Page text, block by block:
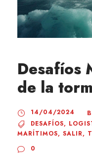
Desafíos
de la
14/04/2024
DESAFÍOS,
MARÍTIMOS, SALIR,
0